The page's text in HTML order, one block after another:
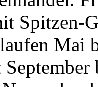
Spitzen-
Mai